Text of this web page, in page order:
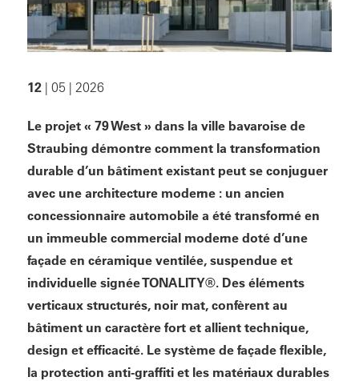
12| 05 | 2026
Le projet « 79 West » dans la ville bavaroise de
Straubing démontre comment la transformation
durable d’un bâtiment existant peut se conjuguer
avec une architecture moderne : un ancien
concessionnaire automobile a été transformé en
un immeuble commercial moderne doté d’une
façade en céramique ventilée, suspendue et
individuelle signée TONALITY®. Des éléments
verticaux structurés, noir mat, confèrent au
bâtiment un caractère fort et allient technique,
design et efficacité. Le système de façade flexible,
la protection anti-graffiti et les matériaux durables